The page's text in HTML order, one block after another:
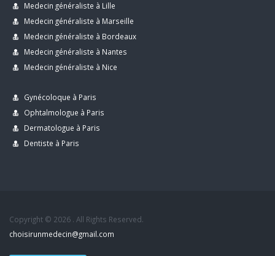
Medecin généraliste à Lille
Medecin généraliste à Marseille
Medecin généraliste à Bordeaux
Medecin généraliste à Nantes
Medecin généraliste à Nice
Gynécoloque à Paris
Ophtalmologue à Paris
Dermatologue à Paris
Dentiste à Paris
Copyright © 2026 . All Rights Reserved.
choisirunmedecin@gmail.com